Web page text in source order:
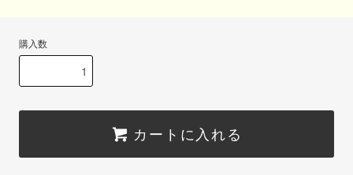
購入数
カートに入れる